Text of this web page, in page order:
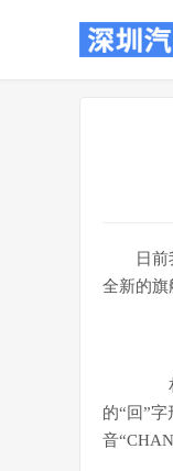
日
全新的旗
相
的“回”
音